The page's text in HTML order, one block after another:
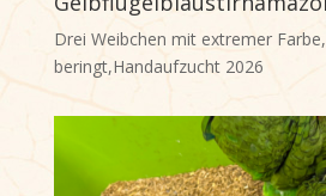
Drei Weibchen mit extremer
beringt,Handaufzucht 2026